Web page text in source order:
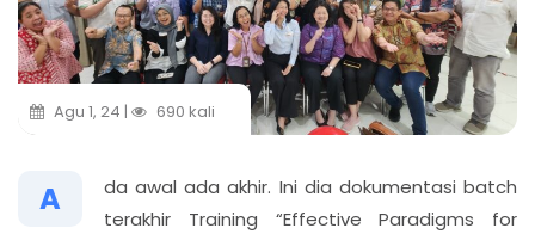
Agu 1, 24 | 690 kali
A
da awal ada akhir. Ini dia dokumentasi batch
terakhir Training “Effective Paradigms for